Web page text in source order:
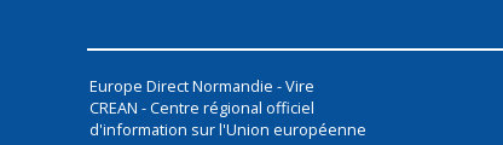
Europe Direct Normandie - Vire
CREAN - Centre régional officiel
d'information sur l'Union européenne